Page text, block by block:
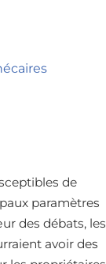
de
paramètres
des débats, les
avoir des